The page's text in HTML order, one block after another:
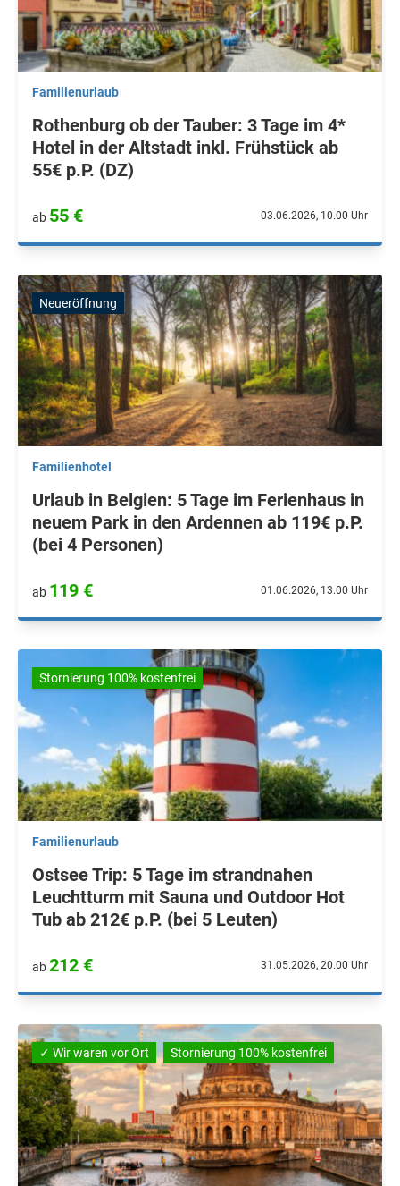
Familienurlaub
Rothenburg ob der Tauber: 3 Tage im 4*
Hotel in der Altstadt inkl. Frühstück ab
55€ p.P. (DZ)
ab 55 € 03.06.2026, 10.00 Uhr
Neueröffnung
Familienhotel
Urlaub in Belgien: 5 Tage im Ferienhaus in
neuem Park in den Ardennen ab 119€ p.P.
(bei 4 Personen)
ab 119 € 01.06.2026, 13.00 Uhr
Stornierung 100% kostenfrei
Familienurlaub
Ostsee Trip: 5 Tage im strandnahen
Leuchtturm mit Sauna und Outdoor Hot
Tub ab 212€ p.P. (bei 5 Leuten)
ab212 € 31.05.2026, 20.00 Uhr
✓ Wir waren vor Ort Stornierung 100% kostenfrei